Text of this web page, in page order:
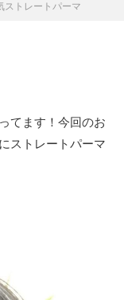
ストレートパーマ
てます！今回のお
ストレートパーマ